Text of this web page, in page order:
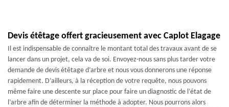
Devis étêtage offert gracieusement avec Caplot Elagage
Il est indispensable de connaître le montant total des travaux avant de se
lancer dans un projet, cela va de soi. Envoyez-nous sans plus tarder votre
demande de devis étêtage d’arbre et nous vous donnerons une réponse
rapidement. D’ailleurs, à la réception de votre requête, nous pouvons
même faire une descente sur place pour faire un diagnostic de l’état de
l’arbre afin de déterminer la méthode à adopter. Nous pourrons alors